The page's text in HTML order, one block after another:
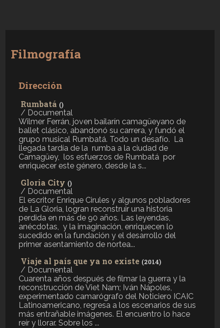
Filmografía
Dirección
Rumbatá ()
/ Documental
Wilmer Ferrán, joven bailarín camagüeyano de
ballet clásico, abandonó su carrera, y fundó el
grupo musical Rumbatá. Todo un desafío. La
llegada tardía de la rumba a la ciudad de
Camagüey, los esfuerzos de Rumbatá por
enriquecer este género, desde la s...
Gloria City ()
/ Documental
El escritor Enrique Cirules y algunos pobladores
de La Gloria, logran reconstruir una historia
perdida en más de 90 años. Las leyendas,
anécdotas, y la imaginación, enriquecen lo
sucedido en la fundación y el desarrollo del
primer asentamiento de nortea...
Viaje al país que ya no existe (2014)
/ Documental
Cuarenta años después de filmar la guerra y la
reconstrucción de Viet Nam; Iván Nápoles,
experimentado camarógrafo del Noticiero ICAIC
Latinoamericano, regresa a los escenarios de sus
más entrañable imágenes. El encuentro lo hace
reír y llorar. Sobre los ...